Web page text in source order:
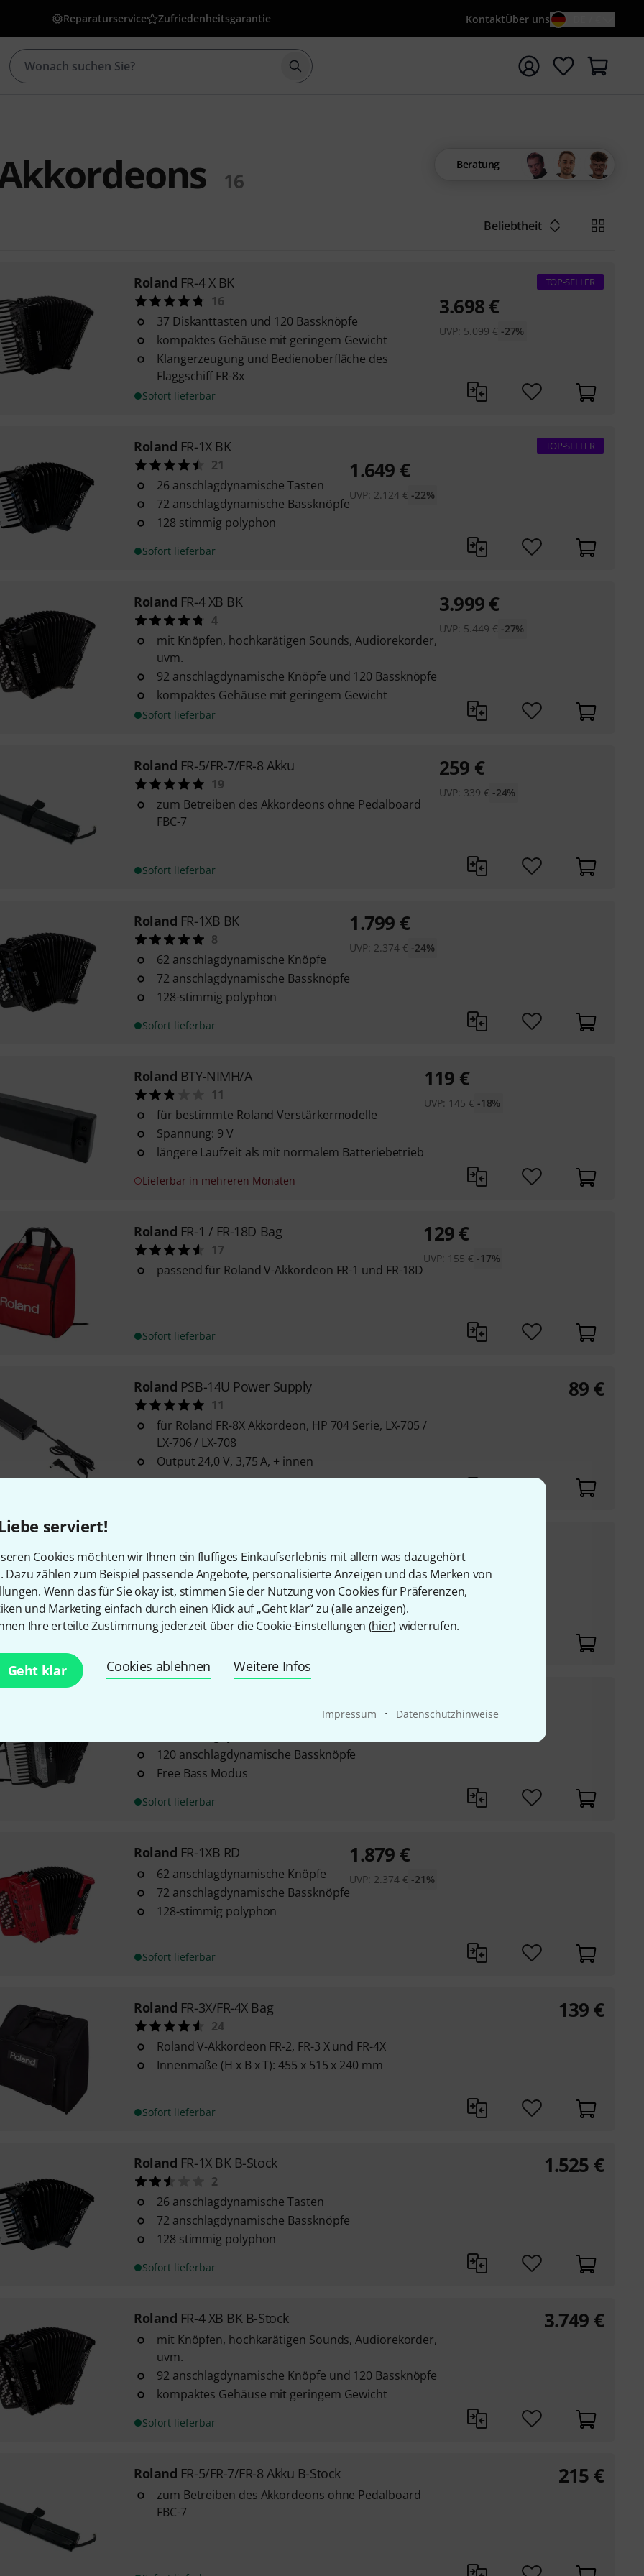
serviert!
Cookies möchten wir Ihnen ein fluffiges Einkaufserlebnis mit allem was dazugehört
Dazu zählen zum Beispiel passende Angebote, personalisierte Anzeigen und das Merken von
Wenn das für Sie okay ist, stimmen Sie der Nutzung von Cookies für Präferenzen,
und Marketing einfach durch einen Klick auf „Geht klar“ zu (alle anzeigen).
Ihre erteilte Zustimmung jederzeit über die Cookie-Einstellungen (hier) widerrufen.
Geht klar Cookies ablehnen Weitere Infos
Impressum · Datenschutzhinweise
Reparaturservice Zufriedenheitsgarantie KontaktÜber uns
Suche mit Suchwort {searchTerm} starten
16
Beratung
Beliebtheit
Roland FR-4 X BK
16
37 Diskanttasten und 120 Bassknöpfe
kompaktes Gehäuse mit geringem Gewicht
Klangerzeugung und Bedienoberfläche des
Flaggschiff FR-8x
Sofort lieferbar
TOP-SELLER
3.698€
UVP: 5.099 € -27%
Roland FR-1X BK
21
26 anschlagdynamische Tasten
72 anschlagdynamische Bassknöpfe
128 stimmig polyphon
Sofort lieferbar
TOP-SELLER
1.649 €
UVP: 2.124 € -22%
Roland FR-4 XB BK
4
mit Knöpfen, hochkarätigen Sounds, Audiorekorder,
uvm.
92 anschlagdynamische Knöpfe und 120 Bassknöpfe
kompaktes Gehäuse mit geringem Gewicht
Sofort lieferbar
3.999€
UVP: 5.449 € -27%
Roland FR-5/FR-7/FR-8 Akku
19
zum Betreiben des Akkordeons ohne Pedalboard
FBC-7
Sofort lieferbar
259 €
UVP: 339 € -24%
Roland FR-1XB BK
8
62 anschlagdynamische Knöpfe
72 anschlagdynamische Bassknöpfe
128-stimmig polyphon
Sofort lieferbar
1.799 €
UVP: 2.374 € -24%
Roland BTY-NIMH/A
11
für bestimmte Roland Verstärkermodelle
Spannung: 9 V
längere Laufzeit als mit normalem Batteriebetrieb
Lieferbar in mehreren Monaten
119 €
UVP: 145 € -18%
Roland FR-1 / FR-18D Bag
17
passend für Roland V-Akkordeon FR-1 und FR-18D
Sofort lieferbar
129€
UVP: 155 € -17%
Roland PSB-14U Power Supply
11
für Roland FR-8X Akkordeon, HP 704 Serie, LX-705 /
LX-706 / LX-708
Output 24,0 V, 3,75 A, + innen
89 €
9
26 anschlagdynamische Tasten
72 anschlagdynamische Bassknöpfe
128 stimmig polyphon
UVP:2.124 € -25%
120 anschlagdynamische Bassknöpfe
Free Bass Modus
Sofort lieferbar
UVP:7.599 € -26%
Roland FR-1XB RD
62 anschlagdynamische Knöpfe
72 anschlagdynamische Bassknöpfe
128-stimmig polyphon
Sofort lieferbar
1.879 €
UVP: 2.374 € -21%
Roland FR-3X/FR-4X Bag
24
Roland V-Akkordeon FR-2, FR-3 X und FR-4X
Innenmaße (H x B x T): 455 x 515 x 240 mm
Sofort lieferbar
139 €
Roland FR-1X BK B-Stock
2
26 anschlagdynamische Tasten
72 anschlagdynamische Bassknöpfe
128 stimmig polyphon
Sofort lieferbar
1.525 €
Roland FR-4 XB BK B-Stock
mit Knöpfen, hochkarätigen Sounds, Audiorekorder,
uvm.
92 anschlagdynamische Knöpfe und 120 Bassknöpfe
kompaktes Gehäuse mit geringem Gewicht
Sofort lieferbar
3.749 €
Roland FR-5/FR-7/FR-8 Akku B-Stock
zum Betreiben des Akkordeons ohne Pedalboard
FBC-7
215 €